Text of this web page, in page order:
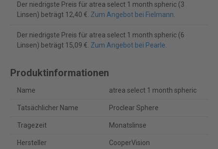
Der niedrigste Preis für atrea select 1 month spheric (3
Linsen) beträgt 12,40 €. Zum Angebot bei Fielmann.
Der niedrigste Preis für atrea select 1 month spheric (6
Linsen) beträgt 15,09 €. Zum Angebot bei Pearle.
Produktinformationen
Name atrea select 1 month spheric
Tatsächlicher Name Proclear Sphere
Tragezeit Monatslinse
Hersteller CooperVision